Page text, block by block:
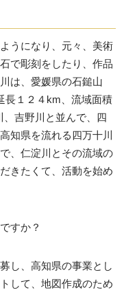
うになり、元々、美術
で彫刻をしたり、作品
は、愛媛県の石鎚山
長１２４km、流域面積
、吉野川と並んで、四
知県を流れる四万十川
、仁淀川とその流域の
きたくて、活動を始め
すか？
し、高知県の事業とし
して、地図作成のため